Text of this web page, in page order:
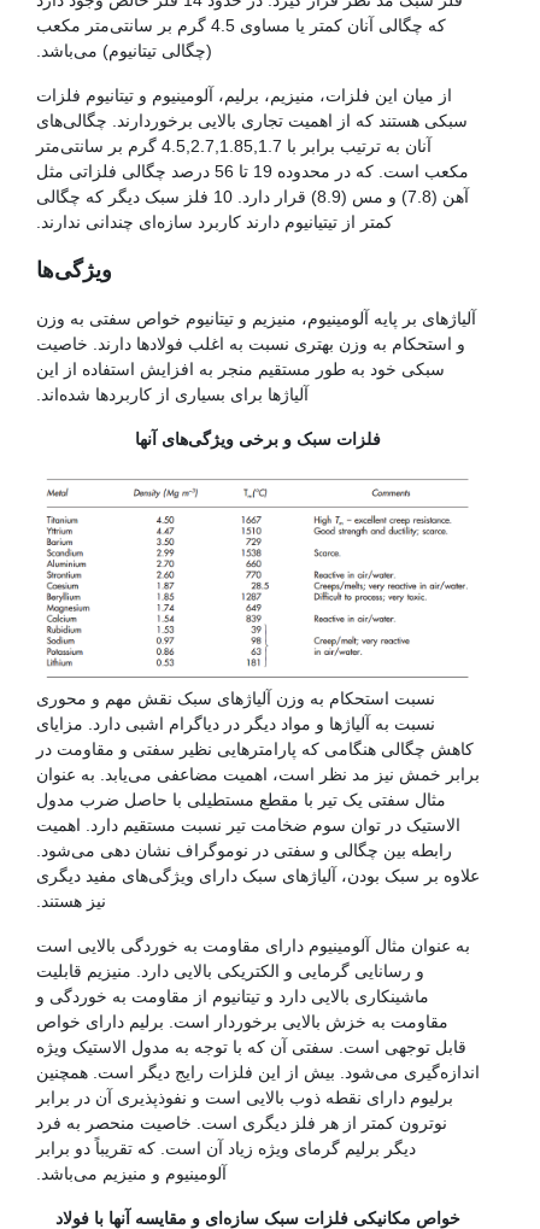
که چگالی آنان کمتر یا مساوی 4.5 گرم بر سانتی‌متر مکعب
(چگالی تیتانیوم) می‌باشد.
از میان این فلزات، منیزیم، برلیم، آلومینیوم و تیتانیوم فلزات
سبکی هستند که از اهمیت تجاری بالایی برخوردارند. چگالی‌های
آنان به ترتیب برابر با 4.5,2.7,1.85,1.7 گرم بر سانتی‌متر
مکعب است. که در محدوده 19 تا 56 درصد چگالی فلزاتی مثل
آهن (7.8) و مس (8.9) قرار دارد. 10 فلز سبک دیگر که چگالی
کمتر از تیتیانیوم دارند کاربرد سازه‌ای چندانی ندارند.
ویژگی‌ها
آلیاژهای بر پایه آلومینیوم، منیزیم و تیتانیوم خواص سفتی به وزن
و استحکام به وزن بهتری نسبت به اغلب فولادها دارند. خاصیت
سبکی خود به طور مستقیم منجر به افزایش استفاده از این
آلیاژها برای بسیاری از کاربردها شده‌اند.
فلزات سبک و برخی ویژگی‌های آنها
نسبت استحکام به وزن آلیاژهای سبک نقش مهم و محوری
نسبت به آلیاژها و مواد دیگر در دیاگرام اشبی دارد. مزایای
کاهش چگالی هنگامی که پارامترهایی نظیر سفتی و مقاومت در
برابر خمش نیز مد نظر است، اهمیت مضاعفی می‌یابد. به عنوان
مثال سفتی یک تیر با مقطع مستطیلی با حاصل ضرب مدول
الاستیک در توان سوم ضخامت تیر نسبت مستقیم دارد. اهمیت
رابطه بین چگالی و سفتی در نوموگراف نشان دهی می‌شود.
علاوه بر سبک بودن، آلیاژهای سبک دارای ویژگی‌های مفید دیگری
نیز هستند.
به عنوان مثال آلومینیوم دارای مقاومت به خوردگی بالایی است
و رسانایی گرمایی و الکتریکی بالایی دارد. منیزیم قابلیت
ماشینکاری بالایی دارد و تیتانیوم از مقاومت به خوردگی و
مقاومت به خزش بالایی برخوردار است. برلیم دارای خواص
قابل توجهی است. سفتی آن که با توجه به مدول الاستیک ویژه
اندازه‌گیری می‌شود. بیش از این فلزات رایج دیگر است. همچنین
برلیوم دارای نقطه ذوب بالایی است و نفوذپذیری آن در برابر
نوترون کمتر از هر فلز دیگری است. خاصیت منحصر به فرد
دیگر برلیم گرمای ویژه زیاد آن است. که تقریباً دو برابر
آلومینیوم و منیزیم می‌باشد.
خواص مکانیکی فلزات سبک سازه‌ای و مقایسه آنها با فولاد